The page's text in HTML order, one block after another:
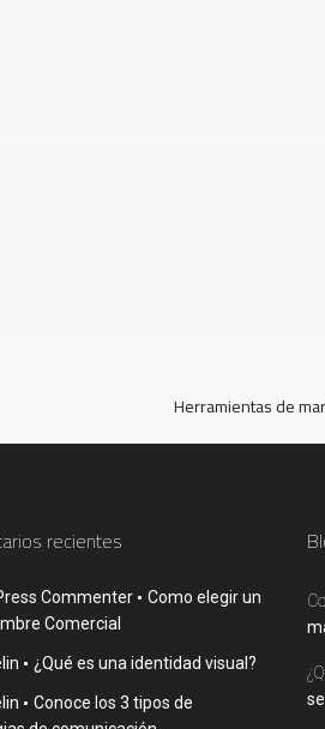
Herramientas de
recientes
Commenter
Como elegir un
Comercial
¿Qué es una identidad visual?
Conoce los 3 tipos de